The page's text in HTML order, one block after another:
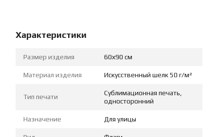
Характеристики
Размер изделия 60х90 см
Материал изделия Искусственный шелк 50 г/м²
Тип печати
Сублимационная печать,
односторонний
Назначение Для улицы